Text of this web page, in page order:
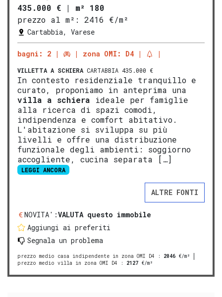
435.000 € | m² 180
prezzo al m²:
2416 €/m²
Cartabbia, Varese
bagni: 2 zona OMI: D4
VILLETTA A SCHIERA CARTABBIA 435.000 €
In contesto residenziale tranquillo e
curato, proponiamo in anteprima una
villa a schiera ideale per famiglie
alla ricerca di spazi comodi,
indipendenza e comfort abitativo.
L'abitazione si sviluppa su più
livelli e offre una distribuzione
funzionale degli ambienti: soggiorno
accogliente, cucina separata […]
LEGGI ANCORA
ALTRE FONTI
NOVITA':VALUTA questo immobile
Aggiungi ai preferiti
Segnala un problema
prezzo medio casa indipendente in zona OMI D4 : 2046 €/m²
prezzo medio villa in zona OMI D4 : 2127 €/m²